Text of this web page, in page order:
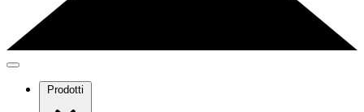
Prodotti